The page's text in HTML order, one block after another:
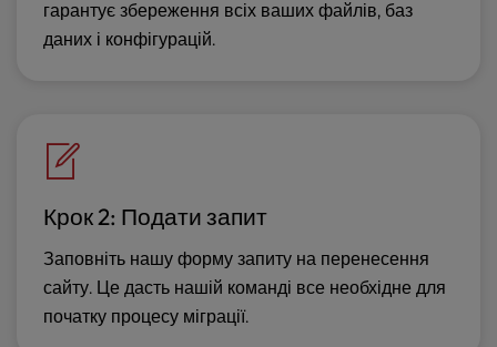
гарантує збереження всіх ваших файлів, баз
даних і конфігурацій.
Крок 2: Подати запит
Заповніть нашу форму запиту на перенесення
сайту. Це дасть нашій команді все необхідне для
початку процесу міграції.